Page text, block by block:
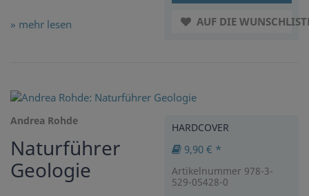
» mehr lesen AUF DIE
Andrea Rohde
Naturführer
Geologie
HARDCOVER
9,90 € *
Artikelnummer 978-3-
529-05428-0